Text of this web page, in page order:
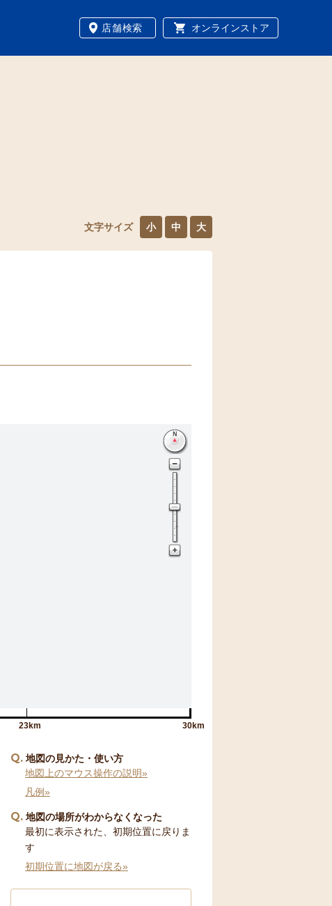
店舗検索 オンラインストア
文字サイズ 小 中 大
23km 30km
Q 地図の見かた・使い方
地図上のマウス操作の説明»
凡例»
Q 地図の場所がわからなくなった
最初に表示された、初期位置に戻りま
す
初期位置に地図が戻る»